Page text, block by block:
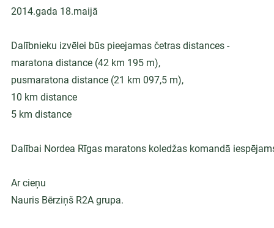
2014.gada 18.maijā
Dalībnieku izvēlei būs pieejamas četras distances -
maratona distance (42 km 195 m),
pusmaratona distance (21 km 097,5 m),
10 km distance
5 km distance
Dalībai Nordea Rīgas maratons koledžas komandā
Ar cieņu
Nauris Bērziņš R2A grupa.